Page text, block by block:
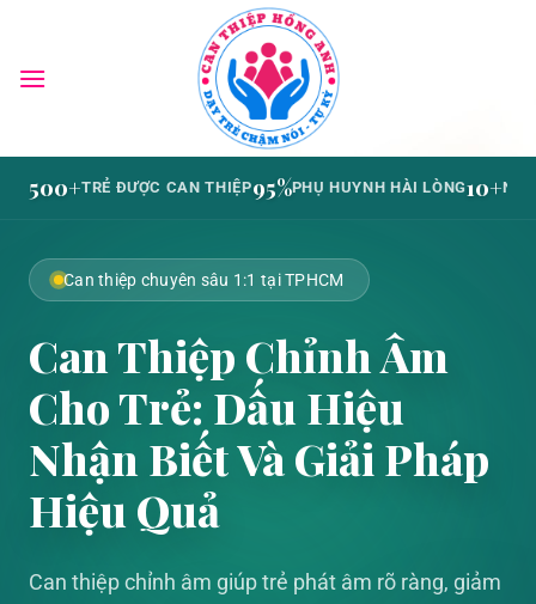
nội
500+TRẺ ĐƯỢC CAN THIỆP95%PHỤ HUYNH HÀI LÒNG10+
Can thiệp chuyên sâu 1:1 tại TPHCM
Can Thiệp Chỉnh Âm
Cho Trẻ: Dấu Hiệu
Nhận Biết Và Giải Pháp
Hiệu Quả
Can thiệp chỉnh âm giúp trẻ phát âm rõ ràng, giảm